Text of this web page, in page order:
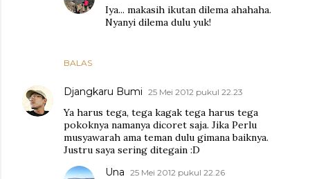
BALAS
Iya... makasih ikutan dilema ahahaha.
Nyanyi dilema dulu yuk!
Djangkaru Bumi 25 Mei 2012 pukul 22.23
Ya harus tega, tega kagak tega harus tega
pokoknya namanya dicoret saja. Jika Perlu
musyawarah ama teman dulu gimana baiknya.
Justru saya sering ditegain :D
Una 25 Mei 2012 pukul 22.26